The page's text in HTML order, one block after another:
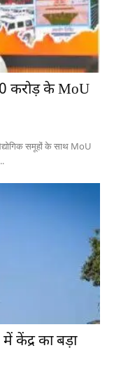
करोड़ के MoU
समूहों के साथ MoU
केंद्र का बड़ा